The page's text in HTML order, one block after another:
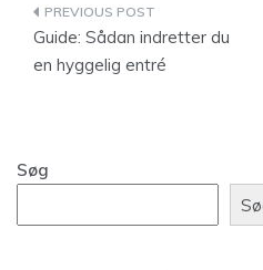
Guide: Sådan indretter du
en hyggelig entré
Søg